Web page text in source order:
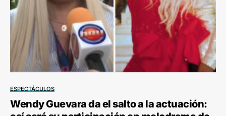
ESPECTÁCULOS
Wendy Guevara da el salto a la actuación: